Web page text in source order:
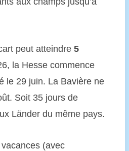
peut atteindre 5
la Hesse commence
le 29 juin. La Bavière ne
Soit 35 jours de
Länder du même pays.
(avec